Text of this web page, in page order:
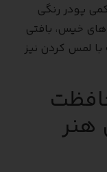
پودر رنگی
خیس، بافتی
لمس کردن نیز
هنر